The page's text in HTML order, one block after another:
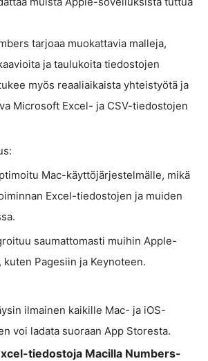
tarjoaa muokattavia malleja,
ja taulukoita tiedostojen
myös reaaliaikaista yhteistyötä ja
Microsoft Excel- ja CSV-tiedostojen
Mac-käyttöjärjestelmälle, mikä
Excel-tiedostojen ja muiden
saumattomasti muihin Apple-
Pagesiin ja Keynoteen.
ilmainen kaikille Mac- ja iOS-
voi ladata suoraan App Storesta.
tiedostoja Macilla Numbers-